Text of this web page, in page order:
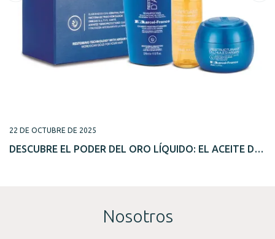
22 DE OCTUBRE DE 2025
DESCUBRE EL PODER DEL ORO LÍQUIDO: EL ACEITE DE
Nosotros